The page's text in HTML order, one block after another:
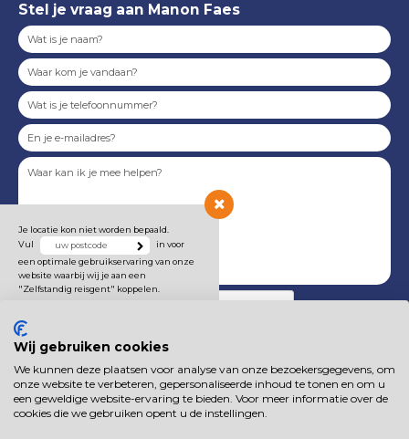
Stel je vraag aan Manon Faes
Onzeprivacyverklaringis van toepassing.
Je locatie kon niet worden bepaald.
Vul
in voor
een optimale gebruikservaring van onze
website waarbij wij je aan een
"Zelfstandig reisgent" koppelen.
Wij gebruiken cookies
We kunnen deze plaatsen voor analyse van onze bezoekersgegevens, om
onze website te verbeteren, gepersonaliseerde inhoud te tonen en om u
een geweldige website-ervaring te bieden. Voor meer informatie over de
cookies die we gebruiken opent u de instellingen.